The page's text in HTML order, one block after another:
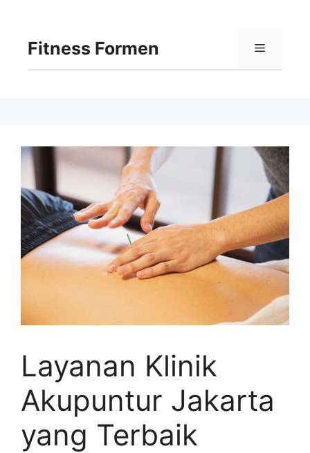
Fitness Formen Menu
Layanan Klinik
Akupuntur Jakarta
yang Terbaik